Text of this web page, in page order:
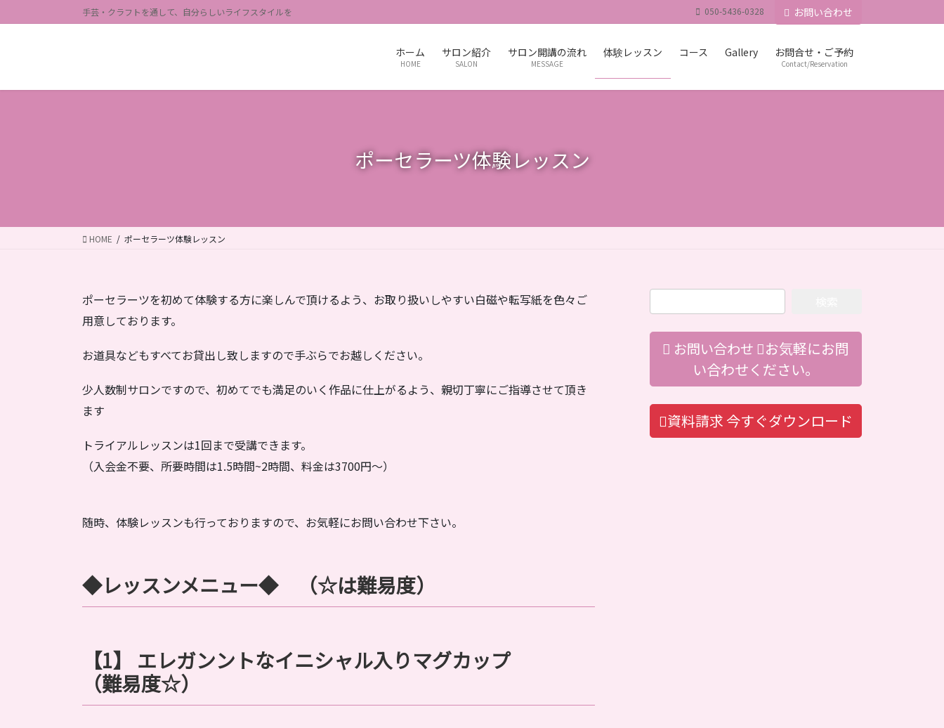
ン
に
ビ
ョ
手芸・クラフトを通して、自分らしいライフスタイルを 050-5436-0328 お問い合わせ
ホーム
HOME
サロン紹介
SALON
サロン開講の流れ
MESSAGE
体験レッスン コース Gallery お問合せ・ご予約
Contact/Reservation
ポーセラーツ体験レッスン
HOME ポーセラーツ体験レッスン
ポーセラーツを初めて体験する方に楽しんで頂けるよう、お取り扱いしやすい白磁や転写紙を色々ご
用意しております。
お道具などもすべてお貸出し致しますので手ぶらでお越しください。
少人数制サロンですので、初めてでも満足のいく作品に仕上がるよう、親切丁寧にご指導させて頂き
ます
トライアルレッスンは1回まで受講できます。
（入会金不要、所要時間は1.5時間~2時間、料金は3700円～）
随時、体験レッスンも行っておりますので、お気軽にお問い合わせ下さい。
◆レッスンメニュー◆ （☆は難易度）
【1】 エレガンントなイニシャル入りマグカップ
（難易度☆）
検
索:
お問い合わせ
お気軽にお問
い合わせください。
資料請求 今すぐダウンロード